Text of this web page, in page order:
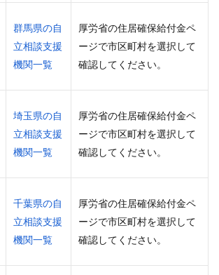
群馬県の自
立相談支援
機関一覧
厚労省の住居確保給付金ペ
ージで市区町村を選択して
確認してください。
埼玉県の自
立相談支援
機関一覧
厚労省の住居確保給付金ペ
ージで市区町村を選択して
確認してください。
千葉県の自
立相談支援
機関一覧
厚労省の住居確保給付金ペ
ージで市区町村を選択して
確認してください。